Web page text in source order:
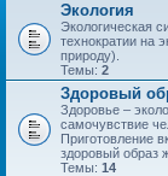
Экология
Экологическая
технократии на
природу).
Темы: 2
Здоровый
Здоровье –
самочувствие
Приготовление
здоровый образ
Темы: 14